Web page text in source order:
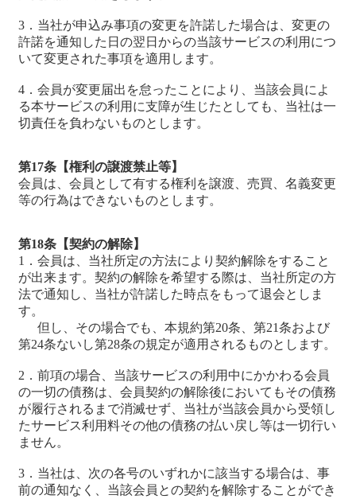
3．当社が申込み事項の変更を許諾した場合は、変更の
許諾を通知した日の翌日からの当該サービスの利用につ
いて変更された事項を適用します。
4．会員が変更届出を怠ったことにより、当該会員によ
る本サービスの利用に支障が生じたとしても、当社は一
切責任を負わないものとします。
第17条【権利の譲渡禁止等】
会員は、会員として有する権利を譲渡、売買、名義変更
等の行為はできないものとします。
第18条【契約の解除】
1．会員は、当社所定の方法により契約解除をすること
が出来ます。契約の解除を希望する際は、当社所定の方
法で通知し、当社が許諾した時点をもって退会としま
す。
但し、その場合でも、本規約第20条、第21条および
第24条ないし第28条の規定が適用されるものとします。
2．前項の場合、当該サービスの利用中にかかわる会員
の一切の債務は、会員契約の解除後においてもその債務
が履行されるまで消滅せず、当社が当該会員から受領し
たサービス利用料その他の債務の払い戻し等は一切行い
ません。
3．当社は、次の各号のいずれかに該当する場合は、事
前の通知なく、当該会員との契約を解除することができ